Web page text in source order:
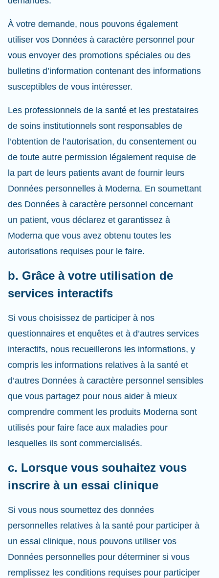
À votre demande, nous pouvons également
utiliser vos Données à caractère personnel pour
vous envoyer des promotions spéciales ou des
bulletins d’information contenant des informations
susceptibles de vous intéresser.
Les professionnels de la santé et les prestataires
de soins institutionnels sont responsables de
l’obtention de l’autorisation, du consentement ou
de toute autre permission légalement requise de
la part de leurs patients avant de fournir leurs
Données personnelles à Moderna. En soumettant
des Données à caractère personnel concernant
un patient, vous déclarez et garantissez à
Moderna que vous avez obtenu toutes les
autorisations requises pour le faire.
b. Grâce à votre utilisation de
services interactifs
Si vous choisissez de participer à nos
questionnaires et enquêtes et à d’autres services
interactifs, nous recueillerons les informations, y
compris les informations relatives à la santé et
d’autres Données à caractère personnel sensibles
que vous partagez pour nous aider à mieux
comprendre comment les produits Moderna sont
utilisés pour faire face aux maladies pour
lesquelles ils sont commercialisés.
c. Lorsque vous souhaitez vous
inscrire à un essai clinique
Si vous nous soumettez des données
personnelles relatives à la santé pour participer à
un essai clinique, nous pouvons utiliser vos
Données personnelles pour déterminer si vous
remplissez les conditions requises pour participer